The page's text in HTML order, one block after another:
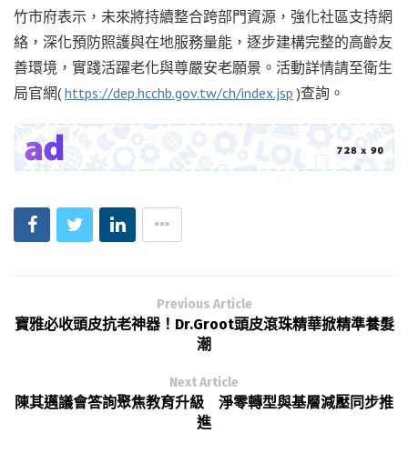
竹市府表示，未來將持續整合跨部門資源，強化社區支持網
絡，深化預防照護與在地服務量能，逐步建構完整的高齡友
善環境，實踐活躍老化與尊嚴安老願景。活動詳情請至衛生
局官網( https://dep.hcchb.gov.tw/ch/index.jsp )查詢。
Previous Article
寶雅必收頭皮抗老神器！Dr.Groot頭皮滾珠精華掀精準養髮
潮
Next Article
陳其邁議會答詢聚焦教育升級 淨零轉型與基層減壓同步推
進